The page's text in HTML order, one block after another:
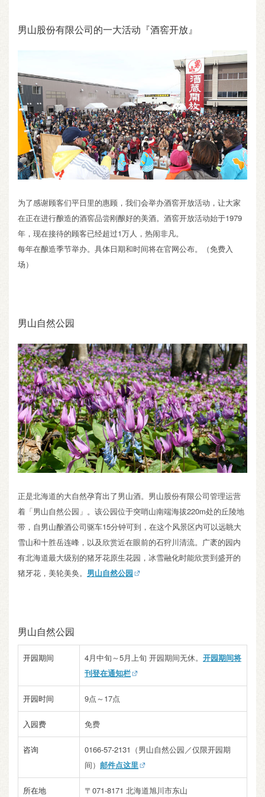
男山股份有限公司的一大活动『酒窖开放』
为了感谢顾客们平日里的惠顾，我们会举办酒窖开放活动，让大家
在正在进行酿造的酒窖品尝刚酿好的美酒。酒窖开放活动始于1979
年，现在接待的顾客已经超过1万人，热闹非凡。
每年在酿造季节举办。具体日期和时间将在官网公布。（免费入
场）
男山自然公园
正是北海道的大自然孕育出了男山酒。男山股份有限公司管理运营
着「男山自然公园」。该公园位于突哨山南端海拔220m处的丘陵地
带，自男山酿酒公司驱车15分钟可到，在这个风景区内可以远眺大
雪山和十胜岳连峰，以及欣赏近在眼前的石狩川清流。广袤的园内
有北海道最大级别的猪牙花原生花园，冰雪融化时能欣赏到盛开的
猪牙花，美轮美奂。 男山自然公园
男山自然公园
开园期间 4月中旬～5月上旬 开园期间无休。 开园期间将
刊登在通知栏
开园时间 9点～17点
入园费 免费
咨询
0166-57-2131（男山自然公园／仅限开园期
间） 邮件点这里
所在地 〒071-8171 北海道旭川市东山